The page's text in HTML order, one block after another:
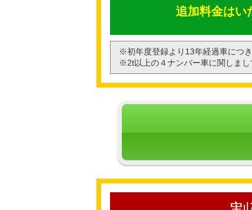
追加料金はい
※初年度登録より13年経過車につ
※2t以上の４ナンバー車に関しまし